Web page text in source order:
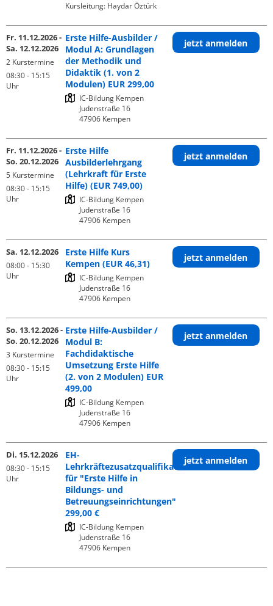
Kursleitung: Haydar Öztürk
Fr. 11.12.2026 -
Sa. 12.12.2026
2 Kurstermine
08:30 - 15:15
Uhr
Erste Hilfe-Ausbilder /
Modul A: Grundlagen
der Methodik und
Didaktik (1. von 2
Modulen) EUR 299,00
IC-Bildung Kempen
Judenstraße 16
jetzt anmelden
Fr. 11.12.2026 -
So. 20.12.2026
5 Kurstermine
08:30 - 15:15
Uhr
Erste Hilfe
Ausbilderlehrgang
(Lehrkraft für Erste
Hilfe) (EUR 749,00)
IC-Bildung Kempen
Judenstraße 16
jetzt anmelden
Sa. 12.12.2026
08:00 - 15:30
Uhr
Erste Hilfe Kurs
Kempen (EUR 46,31)
IC-Bildung Kempen
Judenstraße 16
jetzt anmelden
So. 13.12.2026 -
So. 20.12.2026
3 Kurstermine
08:30 - 15:15
Uhr
Erste Hilfe-Ausbilder /
Modul B:
Fachdidaktische
Umsetzung Erste Hilfe
(2. von 2 Modulen) EUR
499,00
IC-Bildung Kempen
Judenstraße 16
jetzt anmelden
Di. 15.12.2026
08:30 - 15:15
Uhr
EH-
Lehrkräftezusatzqualifikation
für "Erste Hilfe in
Bildungs- und
Betreuungseinrichtungen"
299,00 €
IC-Bildung Kempen
Judenstraße 16
jetzt anmelden